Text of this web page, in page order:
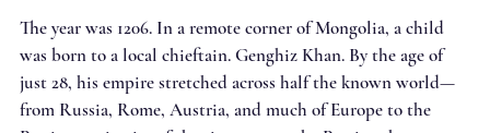
The year was 1206. In a remote corner of Mongolia, a child
was born to a local chieftain. Genghiz Khan. By the age of
just 28, his empire stretched across half the known world—
from Russia, Rome, Austria, and much of Europe to the